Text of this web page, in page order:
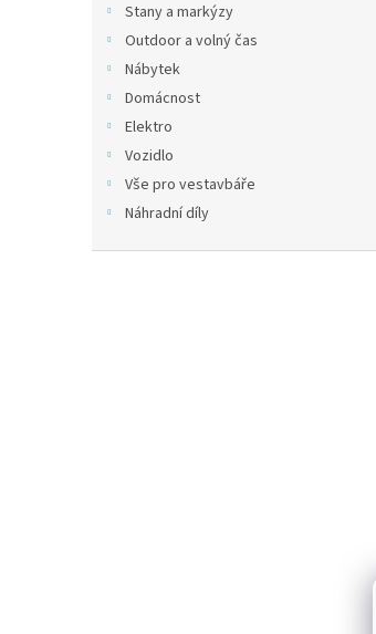
Stany a markýzy
Outdoor a volný čas
Nábytek
Domácnost
Elektro
Vozidlo
Vše pro vestavbáře
Náhradní díly